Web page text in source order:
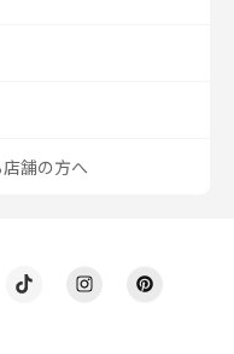
舗の方へ